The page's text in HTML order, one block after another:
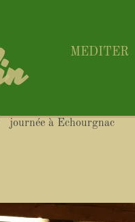
MEDITER
journée à Echourgnac